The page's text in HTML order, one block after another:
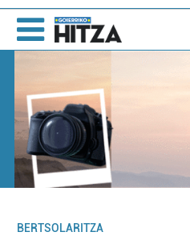
BERTSOLARITZA